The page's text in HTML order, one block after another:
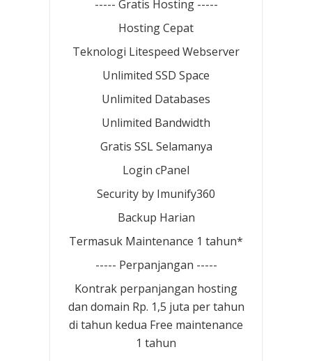
----- Gratis Hosting -----
Hosting Cepat
Teknologi Litespeed Webserver
Unlimited SSD Space
Unlimited Databases
Unlimited Bandwidth
Gratis SSL Selamanya
Login cPanel
Security by Imunify360
Backup Harian
Termasuk Maintenance 1 tahun*
----- Perpanjangan -----
Kontrak perpanjangan hosting
dan domain Rp. 1,5 juta per tahun
di tahun kedua Free maintenance
1 tahun